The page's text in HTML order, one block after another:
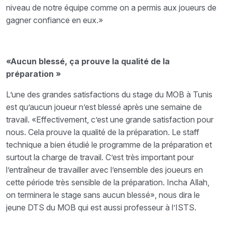
niveau de notre équipe comme on a permis aux joueurs de
gagner confiance en eux.»
«Aucun blessé, ça prouve la qualité de la
préparation »
L’une des grandes satisfactions du stage du MOB à Tunis
est qu’aucun joueur n’est blessé après une semaine de
travail. «Effectivement, c’est une grande satisfaction pour
nous. Cela prouve la qualité de la préparation. Le staff
technique a bien étudié le programme de la préparation et
surtout la charge de travail. C’est très important pour
l’entraîneur de travailler avec l’ensemble des joueurs en
cette période très sensible de la préparation. Incha Allah,
on terminera le stage sans aucun blessé», nous dira le
jeune DTS du MOB qui est aussi professeur à l’ISTS.